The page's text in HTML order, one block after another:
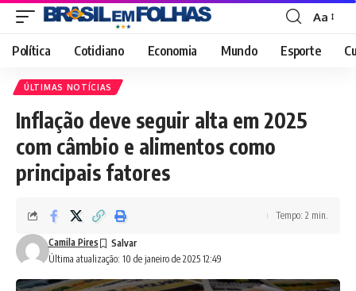
Font
Resizer
Aa
Política Cotidiano Economia Mundo Esporte
ÚLTIMAS NOTÍCIAS
Inflação deve seguir alta em 2025
com câmbio e alimentos como
principais fatores
Última atualização: 10 de janeiro de 2025 12:49
Camila Pires
Tempo: 2 min.